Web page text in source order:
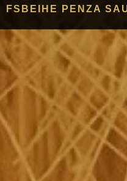
FSBEIHE PENZA